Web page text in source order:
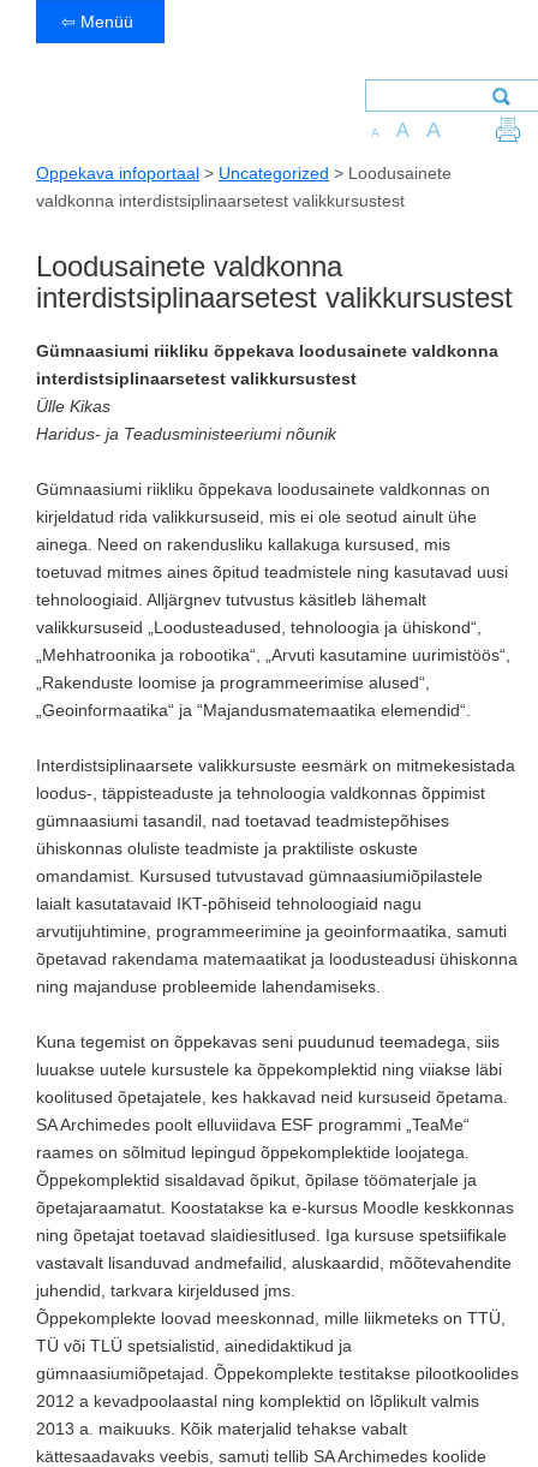
⇦ Menüü
A A A
Oppekava infoportaal > Uncategorized > Loodusainete
valdkonna interdistsiplinaarsetest valikkursustest
Loodusainete valdkonna
interdistsiplinaarsetest valikkursustest
Gümnaasiumi riikliku õppekava loodusainete valdkonna
interdistsiplinaarsetest valikkursustest
Ülle Kikas
Haridus- ja Teadusministeeriumi nõunik
Gümnaasiumi riikliku õppekava loodusainete valdkonnas on
kirjeldatud rida valikkursuseid, mis ei ole seotud ainult ühe
ainega. Need on rakendusliku kallakuga kursused, mis
toetuvad mitmes aines õpitud teadmistele ning kasutavad uusi
tehnoloogiaid. Alljärgnev tutvustus käsitleb lähemalt
valikkursuseid „Loodusteadused, tehnoloogia ja ühiskond“,
„Mehhatroonika ja robootika“, „Arvuti kasutamine uurimistöös“,
„Rakenduste loomise ja programmeerimise alused“,
„Geoinformaatika“ ja “Majandusmatemaatika elemendid“.
Interdistsiplinaarsete valikkursuste eesmärk on mitmekesistada
loodus-, täppisteaduste ja tehnoloogia valdkonnas õppimist
gümnaasiumi tasandil, nad toetavad teadmistepõhises
ühiskonnas oluliste teadmiste ja praktiliste oskuste
omandamist. Kursused tutvustavad gümnaasiumiõpilastele
laialt kasutatavaid IKT-põhiseid tehnoloogiaid nagu
arvutijuhtimine, programmeerimine ja geoinformaatika, samuti
õpetavad rakendama matemaatikat ja loodusteadusi ühiskonna
ning majanduse probleemide lahendamiseks.
Kuna tegemist on õppekavas seni puudunud teemadega, siis
luuakse uutele kursustele ka õppekomplektid ning viiakse läbi
koolitused õpetajatele, kes hakkavad neid kursuseid õpetama.
SA Archimedes poolt elluviidava ESF programmi „TeaMe“
raames on sõlmitud lepingud õppekomplektide loojatega.
Õppekomplektid sisaldavad õpikut, õpilase töömaterjale ja
õpetajaraamatut. Koostatakse ka e-kursus Moodle keskkonnas
ning õpetajat toetavad slaidiesitlused. Iga kursuse spetsiifikale
vastavalt lisanduvad andmefailid, aluskaardid, mõõtevahendite
juhendid, tarkvara kirjeldused jms.
Õppekomplekte loovad meeskonnad, mille liikmeteks on TTÜ,
TÜ või TLÜ spetsialistid, ainedidaktikud ja
gümnaasiumiõpetajad. Õppekomplekte testitakse pilootkoolides
2012 a kevadpoolaastal ning komplektid on lõplikult valmis
2013 a. maikuuks. Kõik materjalid tehakse vabalt
kättesaadavaks veebis, samuti tellib SA Archimedes koolide